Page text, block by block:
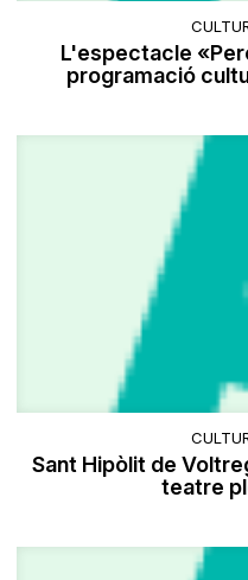
L'espectacle
programació
Sant Hipòlit de
teatre